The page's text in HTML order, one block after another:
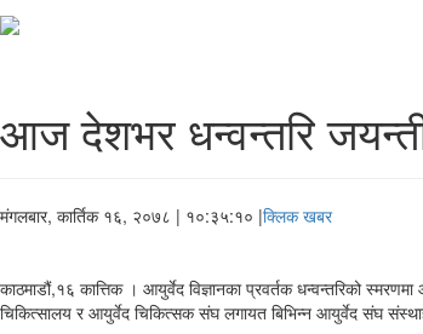
आज देशभर धन्वन्तरि
मंगलबार, कार्तिक १६, २०७८ | १०:३५:१० |क्लिक खबर
काठमाडौं,१६ कात्तिक । आयुर्वेद विज्ञानका प्रवर्तक धन्वन्तरिको
चिकित्सालय र आयुर्वेद चिकित्सक संघ लगायत बिभिन्न आयुर्वेद संघ